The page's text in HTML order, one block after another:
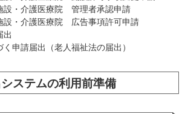
設・介護医療院 管理者承認申請
設・介護医療院 広告事項許可申請
出
申請届出（老人福祉法の届出）
ステムの利用前準備